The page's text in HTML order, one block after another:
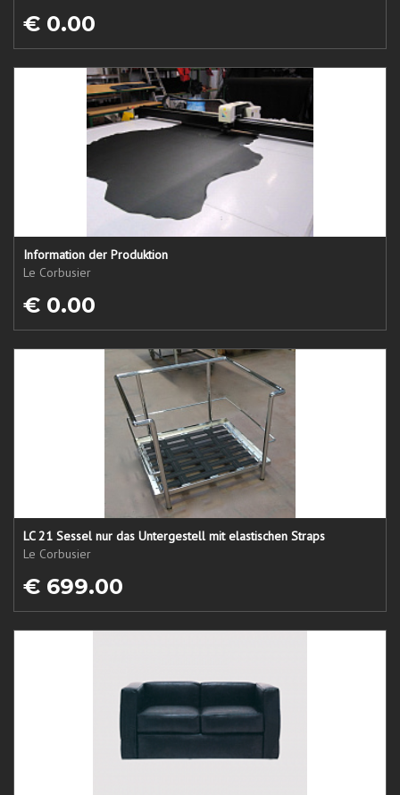
€ 0.00
Information der Produktion
Le Corbusier
€ 0.00
LC 21 Sessel nur das Untergestell mit elastischen Straps
Le Corbusier
€ 699.00